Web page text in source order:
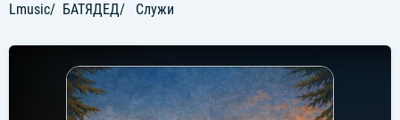
Lmusic БАТЯДЕД Служи